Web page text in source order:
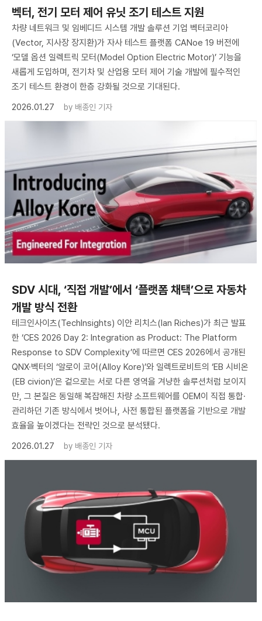
벡터, 전기 모터 제어 유닛 조기 테스트 지원
차량 네트워크 및 임베디드 시스템 개발 솔루션 기업 벡터코리아
(Vector, 지사장 장지환)가 자사 테스트 플랫폼 CANoe 19 버전에
‘모델 옵션 일렉트릭 모터(Model Option Electric Motor)’ 기능을
새롭게 도입하며, 전기차 및 산업용 모터 제어 기술 개발에 필수적인
조기 테스트 환경이 한층 강화될 것으로 기대된다.
2026.01.27
by 배종인 기자
SDV 시대, ‘직접 개발’에서 ‘플랫폼 채택’으로 자동차
개발 방식 전환
테크인사이츠(TechInsights) 이안 리치스(Ian Riches)가 최근 발표
한 ‘CES 2026 Day 2: Integration as Product: The Platform
Response to SDV Complexity’에 따르면 CES 2026에서 공개된
QNX·벡터의 ‘알로이 코어(Alloy Kore)’와 일렉트로비트의 ‘EB 시비온
(EB civion)’은 겉으로는 서로 다른 영역을 겨냥한 솔루션처럼 보이지
만, 그 본질은 동일해 복잡해진 차량 소프트웨어를 OEM이 직접 통합·
관리하던 기존 방식에서 벗어나, 사전 통합된 플랫폼을 기반으로 개발
효율을 높이겠다는 전략인 것으로 분석됐다.
2026.01.27
by 배종인 기자